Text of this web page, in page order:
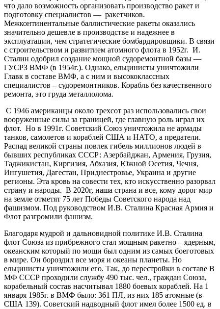
что дало возможность организовать производство ракет и
подготовку специалистов — ракетчиков.
Межконтинентальные баллистические ракеты оказались
значительно дешевле в производстве и надежнее в
эксплуатации, чем стратегические бомбардировщики. В связи
с строительством и развитием атомного флота в 1952г. И.
Сталин одобрил создание мощной судоремонтной базы —
ГУСРЗ ВМФ (в 1954г.). Однако, ельцинисты уничтожили
Главк в составе ВМФ, а с ним и высококлассных
специалистов – судоремонтников. Корабль без качественного
ремонта, это груда металлолома.
С 1946 американцы около трехсот раз использовались свои
вооруженные силы за границей, где главную роль играл их
флот. Но в 1991г. Советский Союз уничтожила не армады
танков, самолетов и кораблей США и НАТО, а предатели.
Распад великой страны повлек гибель миллионов людей в
бывших республиках СССР: Азербайджан, Армения, Грузия,
Таджикистан, Киргизия, Абхазия, Южной Осетия, Чечня,
Ингушетия, Дагестан, Приднестровье, Украина и другие
регионы. Эта кровь на совести тех, кто искусственно разорвал
страну и народы. В 2020г, наша страна и все, кому дорог мир
на земле отметят 75 лет Победы Советского народа над
фашизмом. Под руководством И.В. Сталина Красная Армия и
Флот разгромили фашизм.
Благодаря мудрой и дальновидной политике И.В. Сталина
флот Союза из прибрежного стал мощным ракетно – ядерным,
океанским который по мощи был одним из самых боеготовых
в мире. Он бороздил все моря и океаны планеты. Но
ельцинисты уничтожили его. Так, до перестройки в составе В
МФ СССР проходили службу 490 тыс. чел., граждан Союза,
корабельный состав насчитывал 1880 боевых кораблей. На 1
января 1985г. в ВМФ было: 361 ПЛ, из них 185 атомные (в
США 139). Советский надводный флот имел более 1500 ед. в